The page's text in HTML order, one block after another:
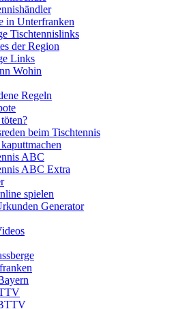
in Unterfranken
Tischtennislinks
der Region
Links
Wohin
Regeln
beim Tischtennis
ABC
ABC Extra
spielen
Generator